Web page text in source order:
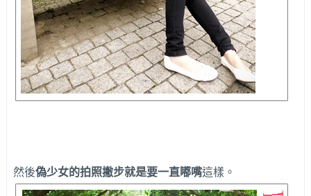
然後偽少女的拍照撇步就是要一直嘟嘴這樣。